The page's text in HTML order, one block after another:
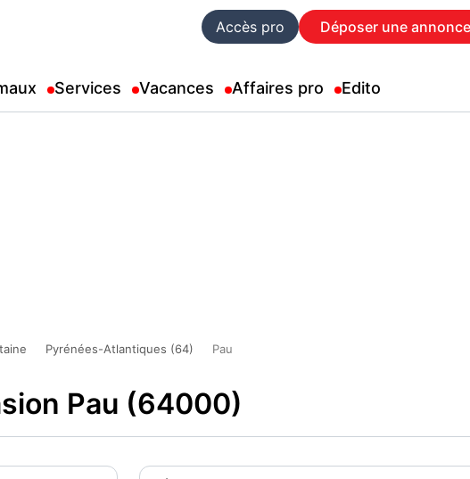
Accès pro Déposer une
Services Vacances Affaires pro Edito
Pyrénées-Atlantiques (64) Pau
Pau (64000)